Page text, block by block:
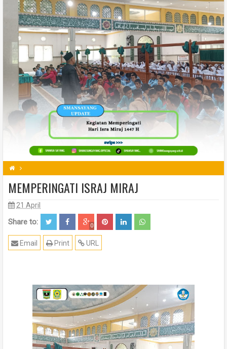
MEMPERINGATI ISRAJ MIRAJ
21 April
Share to: 0
URL
Print
Email